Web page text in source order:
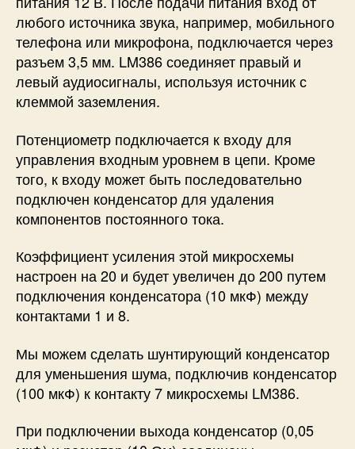
любого источника звука, например, мобильного
телефона или микрофона, подключается через
разъем 3,5 мм. LM386 соединяет правый и
левый аудиосигналы, используя источник с
клеммой заземления.
Потенциометр подключается к входу для
управления входным уровнем в цепи. Кроме
того, к входу может быть последовательно
подключен конденсатор для удаления
компонентов постоянного тока.
Коэффициент усиления этой микросхемы
настроен на 20 и будет увеличен до 200 путем
подключения конденсатора (10 мкФ) между
контактами 1 и 8.
Мы можем сделать шунтирующий конденсатор
для уменьшения шума, подключив конденсатор
(100 мкФ) к контакту 7 микросхемы LM386.
При подключении выхода конденсатор (0,05